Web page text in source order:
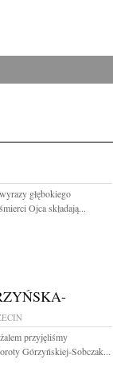
głębokiego
Ojca składają...
przyjęliśmy
Górzyńskiej-Sobczak...